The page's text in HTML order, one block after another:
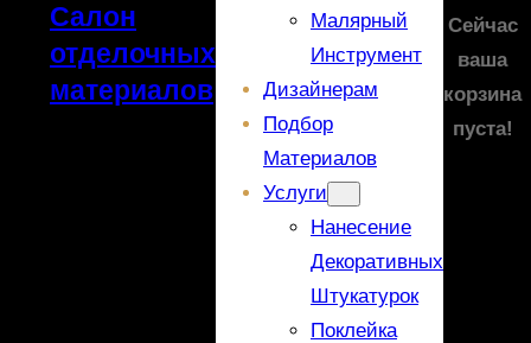
Салон
отделочных
материалов
Малярный
Инструмент
Дизайнерам
Подбор
Материалов
Услуги
Нанесение
Декоративных
Штукатурок
Поклейка
Сейчас
ваша
корзина
пуста!